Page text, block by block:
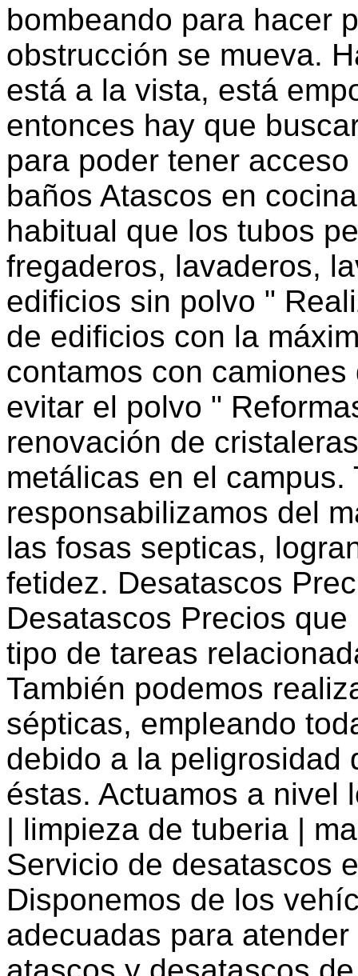
bombeando para hacer
obstrucción se mueva.
está a la vista, está
entonces hay que
para poder tener
baños Atascos en
habitual que los tubos
fregaderos, lavaderos,
edificios sin polvo "
de edificios con la
contamos con
evitar el polvo "
renovación de
metálicas en el campus.
responsabilizamos del
las fosas septicas,
fetidez. Desatascos
Desatascos Precios
tipo de tareas
También podemos
sépticas, empleando
debido a la peligrosidad
éstas. Actuamos a nivel
| limpieza de tuberia |
Servicio de desatascos
Disponemos de los
adecuadas para